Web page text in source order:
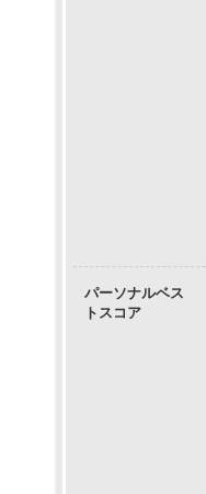
パーソナルベス
トスコア